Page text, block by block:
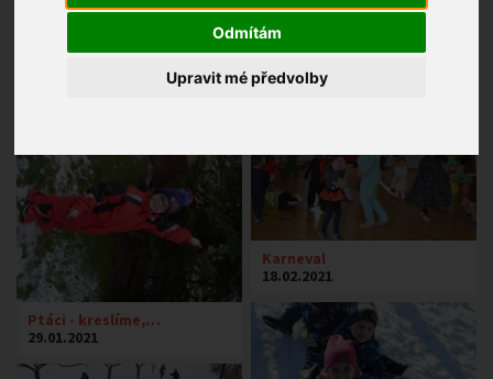
Odmítám
Upravit mé předvolby
Sázíme obilí i květiny
Karneval
18.02.2021
Ptáci - kreslíme,…
29.01.2021